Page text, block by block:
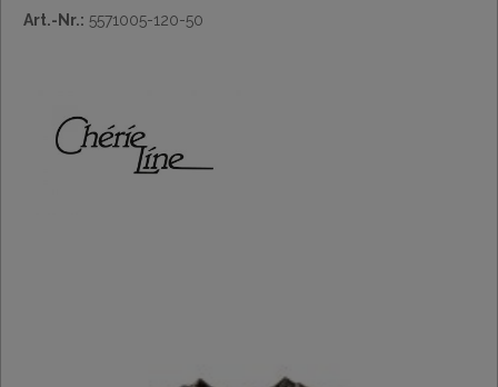
Art.-Nr.: 5571005-120-50